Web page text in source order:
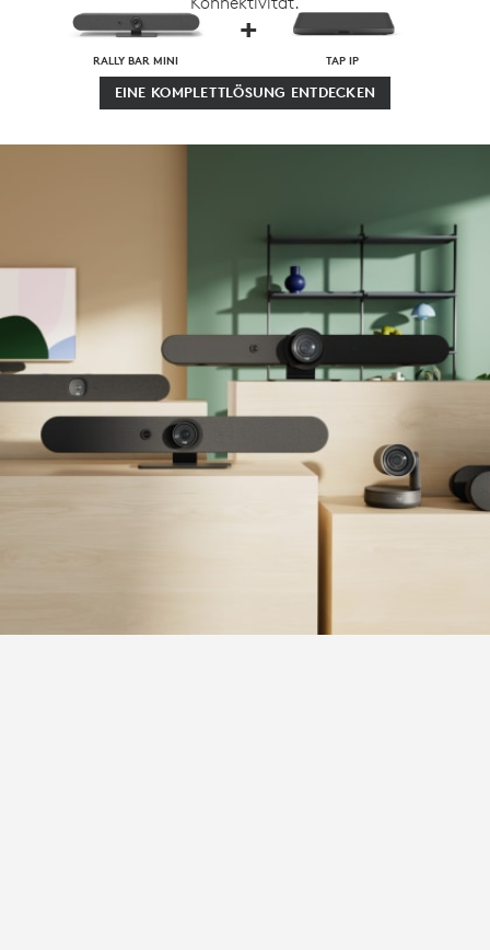
RALLY BAR MINI
+
TAP IP
EINE KOMPLETTLÖSUNG ENTDECKEN